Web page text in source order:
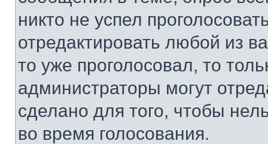
никто не успел
отредактировать любой из
то уже проголосовал, то
администраторы могут
сделано для того, чтобы
во время голосования.